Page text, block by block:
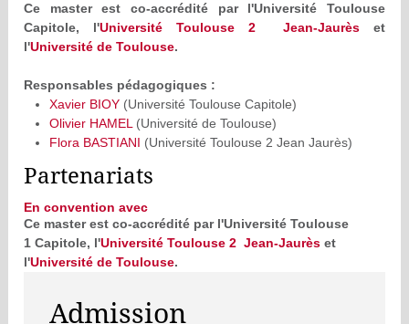
Ce master est co-accrédité par l'Université Toulouse
Capitole, l'Université Toulouse 2 Jean-Jaurèset
l'Université de Toulouse.
Responsables pédagogiques :
Xavier BIOY (Université Toulouse Capitole)
Olivier HAMEL (Université de Toulouse)
Flora BASTIANI (Université Toulouse 2 Jean Jaurès)
Partenariats
En convention avec
Ce master est co-accrédité par l'Université Toulouse
1 Capitole, l'Université Toulouse 2 Jean-Jaurès et
l'Université de Toulouse.
Admission